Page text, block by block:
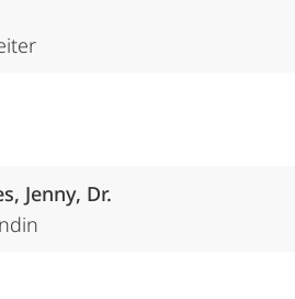
Jenny, Dr.